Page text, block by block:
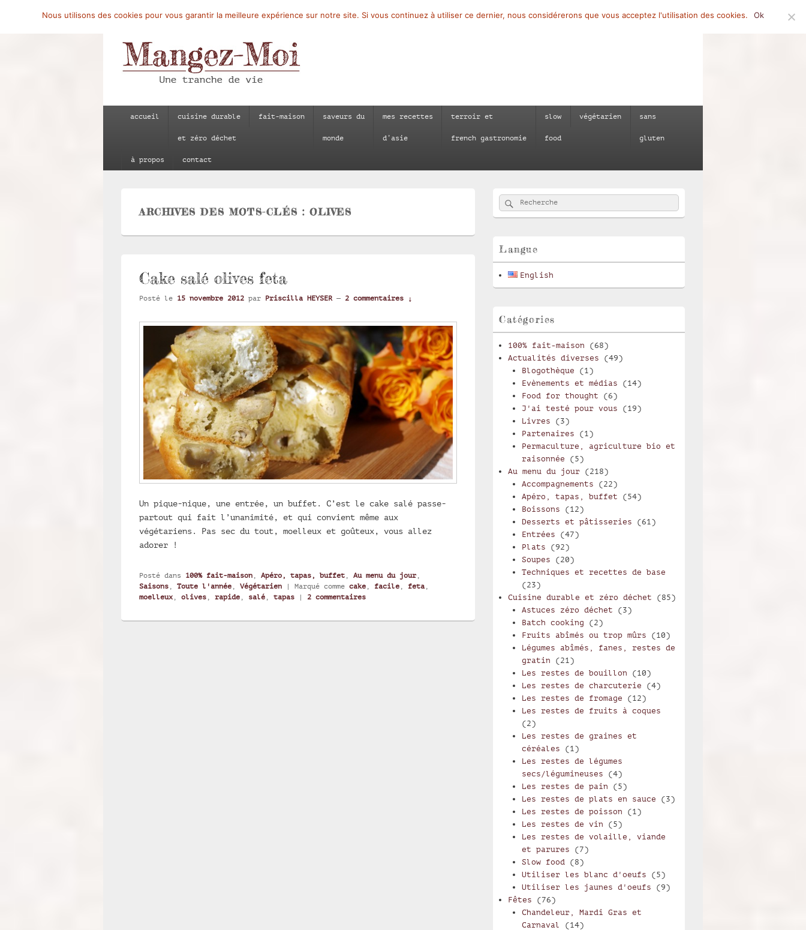
Mangez-Moi.fr
accueil cuisine durable
et zéro déchet
fait-maison saveurs du
monde
mes recettes
d’asie
terroir et
french gastronomie
slow
food
végétarien sans
gluten
à propos contact
ARCHIVES DES MOTS-CLÉS :OLIVES
Cake salé olives feta
Posté le 15 novembre 2012 par Priscilla HEYSER — 2 commentaires ↓
Un pique-nique, une entrée, un buffet. C’est le cake salé passe-
partout qui fait l’unanimité, et qui convient même aux
végétariens. Pas sec du tout, moelleux et goûteux, vous allez
adorer !
Posté dans 100% fait-maison Apéro, tapas, buffet Au menu du jour,
Saisons
Toute l'année Végétarien | Marqué comme cake facile feta
moelleux
olives rapide salé tapas | 2 commentaires
Zone
principale
de
Recherche :
Rechercher
Langue
English
Catégories
100% fait-maison (68)
Actualités diverses (49)
Blogothèque (1)
Evènements et médias (14)
Food for thought (6)
J'ai testé pour vous (19)
Livres (3)
Partenaires (1)
Permaculture, agriculture bio et
raisonnée (5)
Au menu du jour (218)
Accompagnements (22)
Apéro, tapas, buffet (54)
Boissons (12)
Desserts et pâtisseries (61)
Entrées (47)
Plats (92)
Soupes (20)
Techniques et recettes de base
(23)
Cuisine durable et zéro déchet (85)
Astuces zéro déchet (3)
Batch cooking (2)
Fruits abîmés ou trop mûrs (10)
Légumes abîmés, fanes, restes de
gratin (21)
Les restes de bouillon (10)
Les restes de charcuterie (4)
Les restes de fromage (12)
Les restes de fruits à coques
(2)
Les restes de graines et
céréales (1)
Les restes de légumes
secs/légumineuses (4)
Les restes de pain (5)
Les restes de plats en sauce (3)
Les restes de poisson (1)
Les restes de vin (5)
Les restes de volaille, viande
et parures (7)
Slow food(8)
Utiliser les blanc d'oeufs (5)
Utiliser les jaunes d'oeufs (9)
Fêtes (76)
Chandeleur, Mardi Gras et
Carnaval (14)
Nous utilisons des cookies pour vous garantir la meilleure expérience sur notre site. Si vous continuez à utiliser ce dernier, nous considérerons que vous acceptez l'utilisation des cookies. Ok